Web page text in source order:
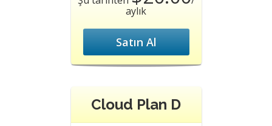
aylık
Satın Al
Cloud Plan D